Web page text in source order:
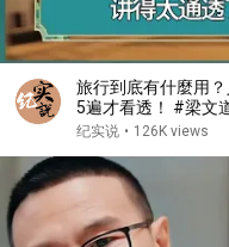
旅行到底有什麼用
纪实说 • 126K views